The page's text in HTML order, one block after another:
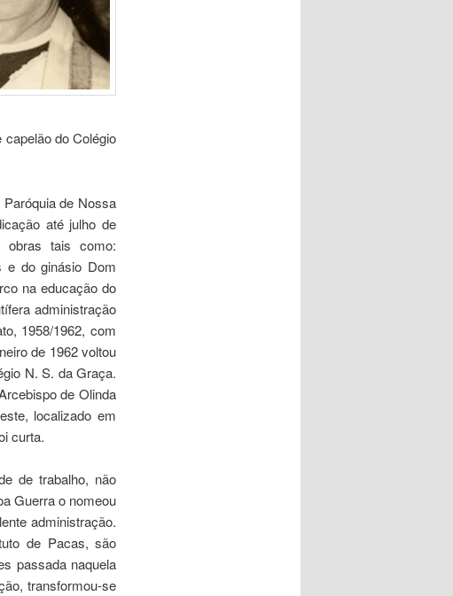
do Colégio
de Nossa
até julho de
obras tais como:
e do ginásio Dom
na educação do
administração
1958/1962, com
de 1962 voltou
N. S. da Graça.
de Olinda
localizado em
curta.
de trabalho, não
Guerra o nomeou
administração.
de Pacas, são
passada naquela
transformou-se